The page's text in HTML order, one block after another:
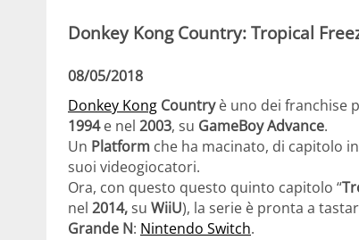
Donkey Kong Country: Tropical
08/05/2018
Donkey Kong Countryè uno dei franchise
1994e nel 2003, su GameBoy Advance.
Un Platform che ha macinato, di capitolo
suoi videogiocatori.
Ora, con questo questo quinto capitolo “
nel 2014,su WiiU), la serie è pronta a
Grande N: Nintendo Switch.